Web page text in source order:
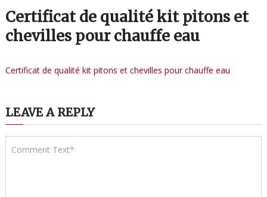
Certificat de qualité kit pitons et
chevilles pour chauffe eau
Certificat de qualité kit pitons et chevilles pour chauffe eau
LEAVE A REPLY